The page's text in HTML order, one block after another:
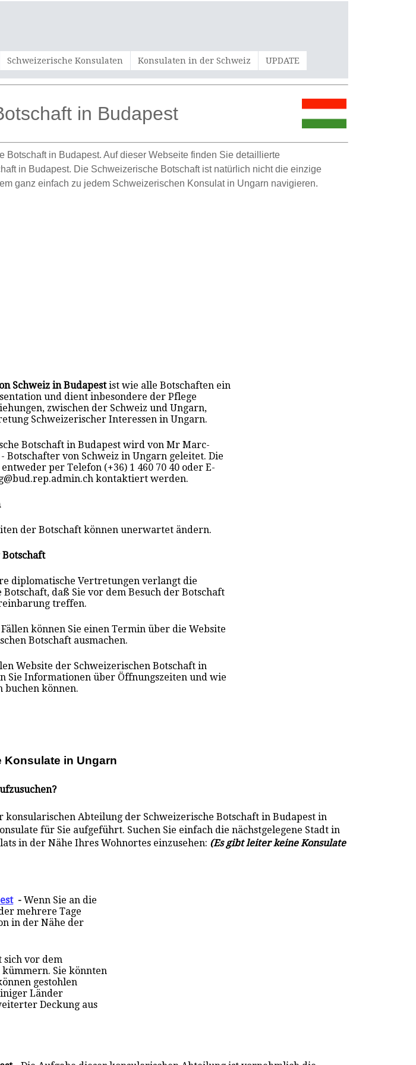
Schweizerische Konsulaten Konsulaten in der Schweiz UPDATE
in Budapest
in Budapest. Auf dieser Webseite finden Sie detaillierte
in Budapest. Die Schweizerische Botschaft ist natürlich nicht die einzige
ganz einfach zu jedem Schweizerischen Konsulat in Ungarn navigieren.
Schweiz in Budapestist wie alle Botschaften ein
und dient inbesondere der Pflege
zwischen der Schweiz und Ungarn,
Schweizerischer Interessen in Ungarn.
Botschaft in Budapest wird von Mr Marc-
Botschafter von Schweiz in Ungarn geleitet. Die
per Telefon (+36) 1 460 70 40 oder E-
kontaktiert werden.
der Botschaft können unerwartet ändern.
diplomatische Vertretungen verlangt die
Botschaft, daß Sie vor dem Besuch der Botschaft
treffen.
können Sie einen Termin über die Website
Botschaft ausmachen.
Website der Schweizerischen Botschaft in
Sie Informationen über Öffnungszeiten und wie
buchen können.
Konsulate in Ungarn
Abteilung der Schweizerische Botschaft in Budapest in
für Sie aufgeführt. Suchen Sie einfach die nächstgelegene Stadt in
in der Nähe Ihres Wohnortes einzusehen: (Es gibt leiter keine Konsulate
-Wenn Sie an die
mehrere Tage
in der Nähe der
sich vor dem
kümmern. Sie könnten
gestohlen
Länder
Deckung aus